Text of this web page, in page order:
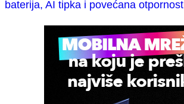
baterija, AI tipka i povećana otpornost